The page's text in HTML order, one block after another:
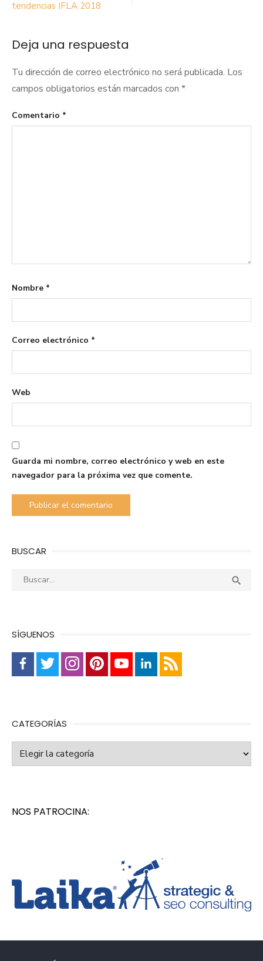
entradas
tendencias IFLA 2018
Deja una respuesta
Tu dirección de correo electrónico no será publicada. Los
campos obligatorios están marcados con *
Comentario *
Nombre *
Correo electrónico *
Web
Guarda mi nombre, correo electrónico y web en este
navegador para la próxima vez que comente.
BUSCAR
Buscar: 
SÍGUENOS
CATEGORÍAS
Categorías
NOS PATROCINA: